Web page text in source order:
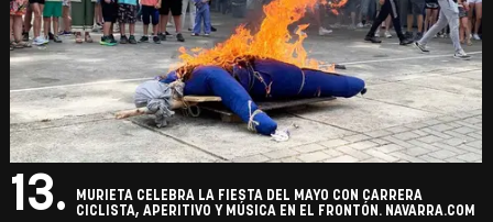
13.
MURIETA CELEBRA LA FIESTA DEL MAYO CON CARRERA
CICLISTA, APERITIVO Y MÚSICA EN EL FRONTÓN. NAVARRA.COM